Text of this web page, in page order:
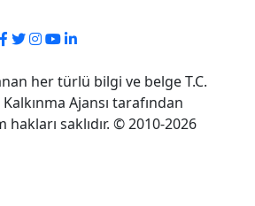
her türlü bilgi ve belge T.C.
Ajansı tarafından
hakları saklıdır. © 2010-2026